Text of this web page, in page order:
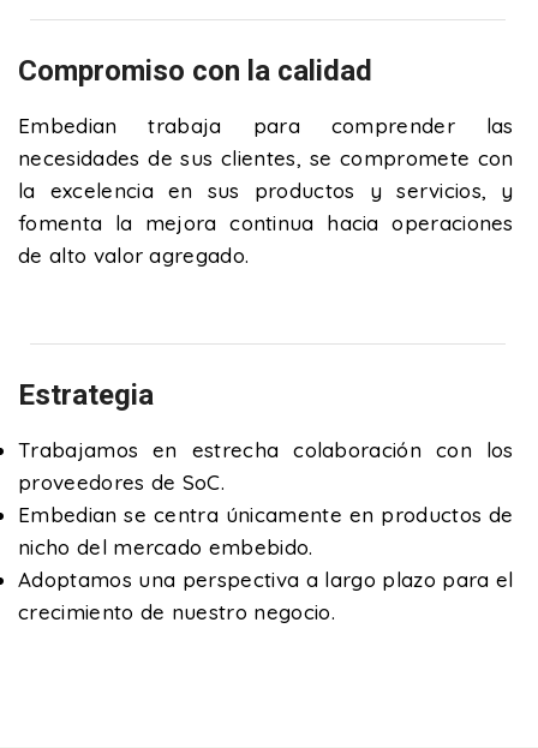
Compromiso con la calidad
Embedian trabaja para comprender las
necesidades de sus clientes, se compromete con
la excelencia en sus productos y servicios, y
fomenta la mejora continua hacia operaciones
de alto valor agregado.
Estrategia
Trabajamos en estrecha colaboración con los
proveedores de SoC.
Embedian se centra únicamente en productos de
nicho del mercado embebido.
Adoptamos una perspectiva a largo plazo para el
crecimiento de nuestro negocio.